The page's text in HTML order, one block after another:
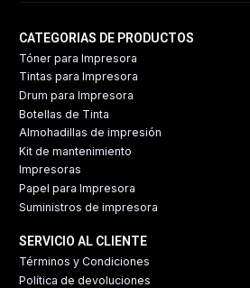
CATEGORIAS DE PRODUCTOS
Tóner para Impresora
Tintas para Impresora
Drum para Impresora
Botellas de Tinta
Almohadillas de impresión
Kit de mantenimiento
Impresoras
Papel para Impresora
Suministros de impresora
SERVICIO AL CLIENTE
Términos y Condiciones
Política de devoluciones